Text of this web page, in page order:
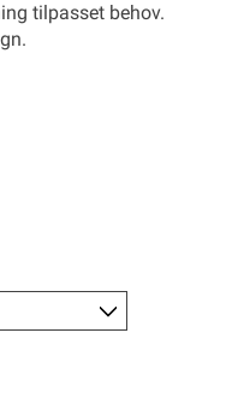
tilpasset behov.